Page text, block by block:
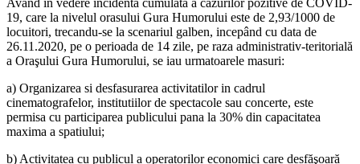
Avand in vedere incidenta cumulata a cazurilor pozitive de COVID-
19, care la nivelul orasului Gura Humorului este de 2,93/1000 de
locuitori, trecandu-se la scenariul galben, incepând cu data de
26.11.2020, pe o perioada de 14 zile, pe raza administrativ-teritorială
a Oraşului Gura Humorului, se iau urmatoarele masuri:
a) Organizarea si desfasurarea activitatilor in cadrul
cinematografelor, institutiilor de spectacole sau concerte, este
permisa cu participarea publicului pana la 30% din capacitatea
maxima a spatiului;
b) Activitatea cu publicul a operatorilor economici care desfăşoară